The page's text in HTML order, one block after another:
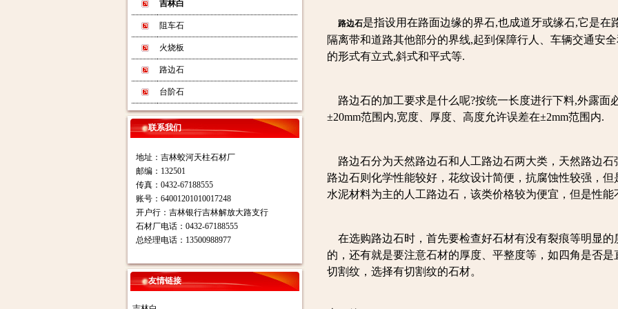
吉林白
阻车石
火烧板
路边石
台阶石
联系我们
地址：吉林蛟河天柱石材厂
邮编：132501
传真：0432-67188555
账号：64001201010017248
开户行：吉林银行吉林解放大路支行
石材厂电话：0432-67188555
总经理电话：13500988977
友情链接
路边石是指设用在路面边缘的界石,也成道牙或缘石,它是在
隔离带和道路其他部分的界线,起到保障行人、车辆交通安
的形式有立式,斜式和平式等.
路边石的加工要求是什么呢?按统一长度进行下料,外露面
±20mm范围内,宽度、厚度、高度允许误差在±2mm范围内.
路边石分为天然路边石和人工路边石两大类，天然路边石
路边石则化学性能较好，花纹设计简便，抗腐蚀性较强，
水泥材料为主的人工路边石，该类价格较为便宜，但是性
在选购路边石时，首先要检查好石材有没有裂痕等明显的
的，还有就是要注意石材的厚度、平整度等，如四角是否
切割纹，选择有切割纹的石材。